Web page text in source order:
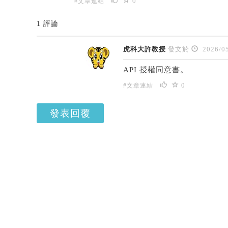
1 評論
虎科大許教授 發文於 2026/
API 授權同意書。
#文章連結 0
發表回覆